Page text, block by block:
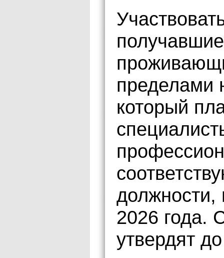
пределами
который
должности,
2026 года.
утвердят